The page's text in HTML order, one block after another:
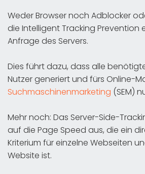
Weder Browser noch Adblocker
die Intelligent Tracking Prevention
Anfrage des Servers.
Dies führt dazu, dass alle
Nutzer generiert und fürs Online-
Suchmaschinenmarketing (SEM)
Mehr noch: Das Server-Side-
auf die Page Speed aus, die ein
Kriterium für einzelne Webseiten
Website ist.